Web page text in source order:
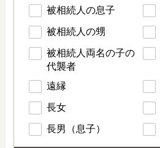
被相続人の息子
被相続人の甥
被相続人両名の子の
代襲者
遠縁
長女
長男（息子）